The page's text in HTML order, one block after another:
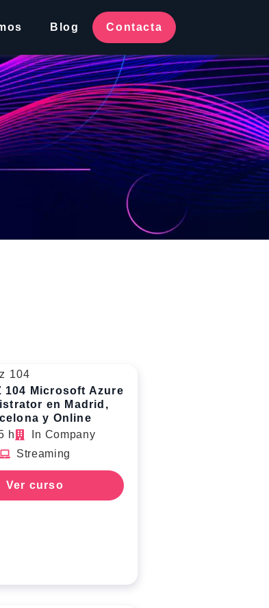
Blog Contacta
104 Microsoft Azure
en Madrid,
y Online
h
In Company
Streaming
Ver curso